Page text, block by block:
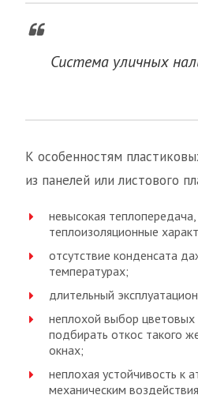
Система уличных
К особенностям
из панелей или листового
невысокая
теплоизоляционные
отсутствие конденсата
температурах;
длительный
неплохой выбор цветовых
подбирать откос такого
окнах;
неплохая устойчивость к
механическим